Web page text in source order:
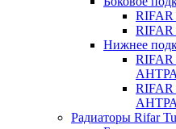
Нижнее
Радиаторы Rifar